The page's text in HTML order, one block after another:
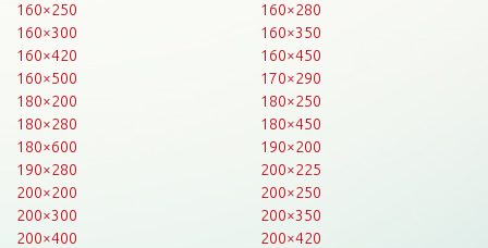
160×250
160×280
160×300
160×350
160×420
160×450
160×500
170×290
180×200
180×250
180×280
180×450
180×600
190×200
190×280
200×225
200×200
200×250
200×300
200×350
200×400
200×420